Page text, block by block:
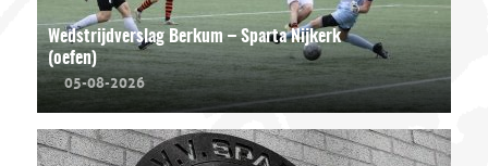
Wedstrijdverslag Berkum – Sparta Nijkerk
(oefen)
05-08-2026